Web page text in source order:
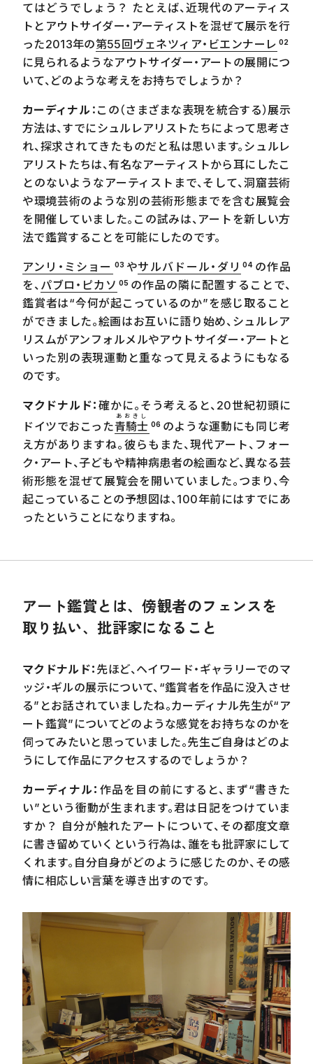
てはどうでしょう？ たとえば、近現代のアーティス
トとアウトサイダー・アーティストを混ぜて展示を行
った2013年の第55回ヴェネツィア・ビエンナーレ 02
に見られるようなアウトサイダー・アートの展開につ
いて、どのような考えをお持ちでしょうか？
カーディナル ：この（さまざまな表現を統合する）展示
方法は、すでにシュルレアリストたちによって思考さ
れ、探求されてきたものだと私は思います。シュルレ
アリストたちは、有名なアーティストから耳にしたこ
とのないようなアーティストまで、そして、洞窟芸術
や環境芸術のような別の芸術形態までを含む展覧会
を開催していました。この試みは、アートを新しい方
法で鑑賞することを可能にしたのです。
アンリ・ミショー 03 やサルバドール・ダリ 04 の作品
を、 パブロ・ピカソ 05 の作品の隣に配置することで、
鑑賞者は“今何が起こっているのか”を感じ取ること
ができました。絵画はお互いに語り始め、シュルレア
リスムがアンフォルメルやアウトサイダー・アートと
いった別の表現運動と重なって見えるようにもなる
のです。
マクドナルド：確かに。そう考えると、 20世紀初頭に
ドイツでおこった青騎士
あおきし
06 のような運動にも同じ考
え方がありますね。彼らもまた、現代アート、フォー
ク・アート、子どもや精神病患者の絵画など、異なる芸
術形態を混ぜて展覧会を開いていました。つまり、今
起こっていることの予想図は、 100年前にはすでにあ
ったということになりますね。
アート鑑賞とは、傍観者のフェンスを
取り払い、批評家になること
マクドナルド： 先ほど、ヘイワード・ギャラリーでのマ
ッジ・ギルの展示について、“鑑賞者を作品に没入させ
る”とお話されていましたね。カーディナル先生が“ア
ート鑑賞”についてどのような感覚をお持ちなのかを
伺ってみたいと思っていました。先生ご自身はどのよ
うにして作品にアクセスするのでしょうか？
カーディナル：作品を目の前にすると、まず“書きた
い”という衝動が生まれます。君は日記をつけていま
すか？ 自分が触れたアートについて、その都度文章
に書き留めていくという行為は、誰をも批評家にして
くれます。自分自身がどのように感じたのか、その感
情に相応しい言葉を導き出すのです。